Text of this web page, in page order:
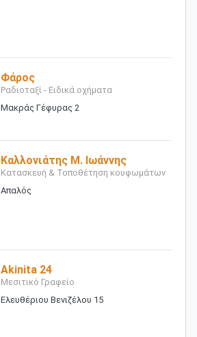
Φάρος
Ραδιοταξί - Ειδικά οχήματα
Μακράς Γέφυρας 2
Καλλονιάτης Μ. Ιωάννης
Κατασκευή & Τοποθέτηση κουφωμάτων
Απαλός
Akinita 24
Μεσιτικό Γραφείο
Ελευθέριου Βενιζέλου 15